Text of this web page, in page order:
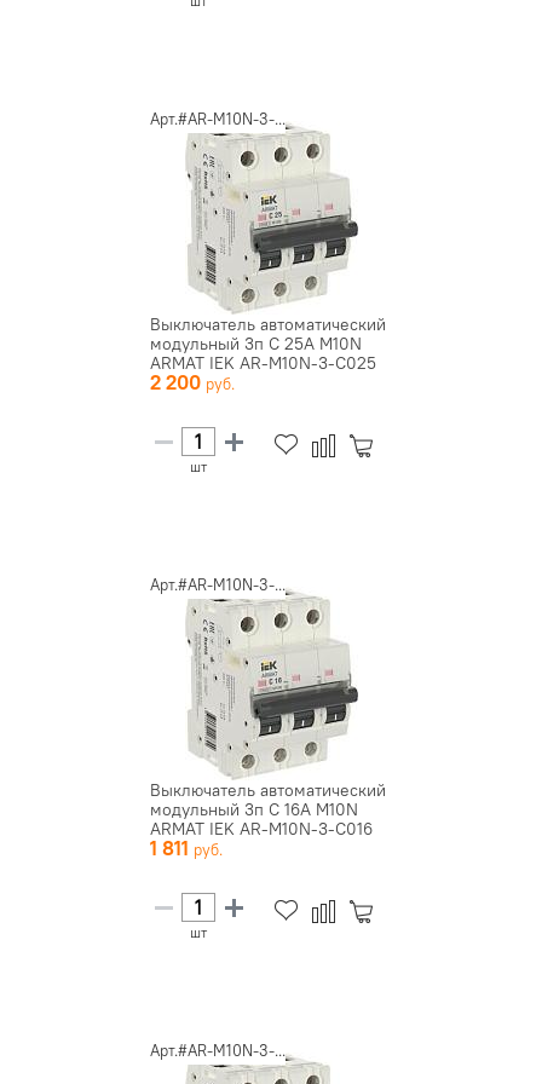
Арт.#AR-M10N-3-...
Выключатель автоматический
модульный 3п C 25А M10N
ARMAT IEK AR-M10N-3-C025
2 200
шт
Арт.#AR-M10N-3-...
Выключатель автоматический
модульный 3п C 16А M10N
ARMAT IEK AR-M10N-3-C016
1 811
шт
Арт.#AR-M10N-3-...